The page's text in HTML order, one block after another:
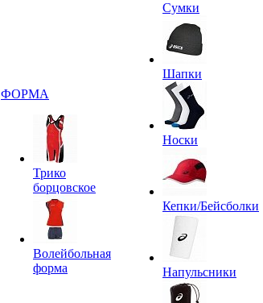
ФОРМА
Трико
борцовское
Волейбольная
форма
Сумки
Шапки
Носки
Кепки/Бейсболки
Напульсники